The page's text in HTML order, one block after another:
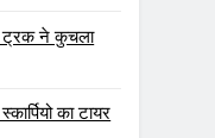
ट्रक ने कुचला
का टायर